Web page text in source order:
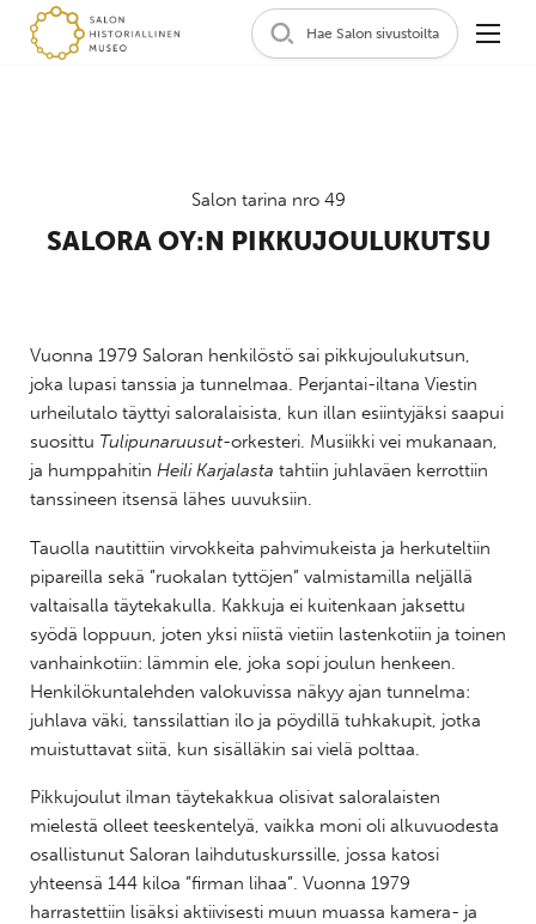
Hae Salon sivustoilta
Salon tarina nro 49
SALORA OY:N PIKKUJOULUKUTSU
Vuonna 1979 Saloran henkilöstö sai pikkujoulukutsun,
joka lupasi tanssia ja tunnelmaa. Perjantai-iltana Viestin
urheilutalo täyttyi saloralaisista, kun illan esiintyjäksi saapui
suosittu Tulipunaruusut-orkesteri. Musiikki vei mukanaan,
ja humppahitin Heili Karjalasta tahtiin juhlaväen kerrottiin
tanssineen itsensä lähes uuvuksiin.
Tauolla nautittiin virvokkeita pahvimukeista ja herkuteltiin
pipareilla sekä ”ruokalan tyttöjen” valmistamilla neljällä
valtaisalla täytekakulla. Kakkuja ei kuitenkaan jaksettu
syödä loppuun, joten yksi niistä vietiin lastenkotiin ja toinen
vanhainkotiin: lämmin ele, joka sopi joulun henkeen.
Henkilökuntalehden valokuvissa näkyy ajan tunnelma:
juhlava väki, tanssilattian ilo ja pöydillä tuhkakupit, jotka
muistuttavat siitä, kun sisälläkin sai vielä polttaa.
Pikkujoulut ilman täytekakkua olisivat saloralaisten
mielestä olleet teeskentelyä, vaikka moni oli alkuvuodesta
osallistunut Saloran laihdutuskurssille, jossa katosi
yhteensä 144 kiloa ”firman lihaa”. Vuonna 1979
harrastettiin lisäksi aktiivisesti muun muassa kamera- ja